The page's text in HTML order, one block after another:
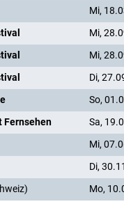
Mi,
Mi,
Mi,
Di,
So,
Fernsehen
Sa,
Mi,
Di,
Mo,